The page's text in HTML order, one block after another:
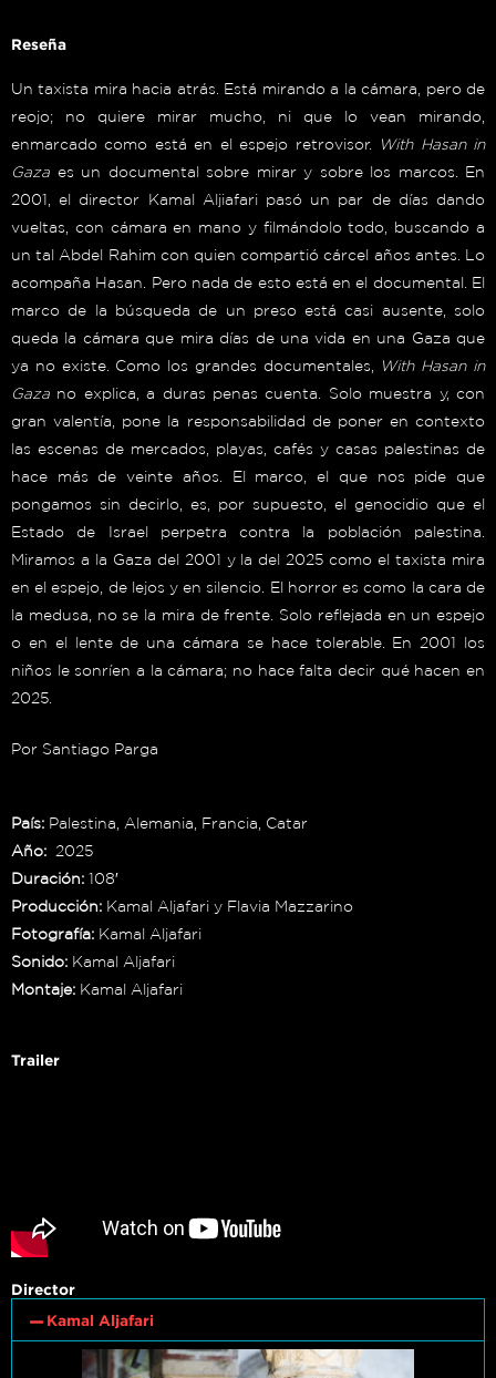
Reseña
Un taxista mira hacia atrás. Está mirando a la cámara, pero de
reojo; no quiere mirar mucho, ni que lo vean mirando,
enmarcado como está en el espejo retrovisor.
With Hasan in
Gaza es un documental sobre mirar y sobre los marcos. En
2001, el director Kamal Aljiafari pasó un par de días dando
vueltas, con cámara en mano y filmándolo todo, buscando a
un tal Abdel Rahim con quien compartió cárcel años antes. Lo
acompaña Hasan. Pero nada de esto está en el documental. El
marco de la búsqueda de un preso está casi ausente, solo
queda la cámara que mira días de una vida en una Gaza que
ya no existe. Como los grandes documentales,
With Hasan in
Gaza no explica, a duras penas cuenta. Solo muestra y, con
gran valentía, pone la responsabilidad de poner en contexto
las escenas de mercados, playas, cafés y casas palestinas de
hace más de veinte años. El marco, el que nos pide que
pongamos sin decirlo, es, por supuesto, el genocidio que el
Estado de Israel perpetra contra la población palestina.
Miramos a la Gaza del 2001 y la del 2025 como el taxista mira
en el espejo, de lejos y en silencio. El horror es como la cara de
la medusa, no se la mira de frente. Solo reflejada en un espejo
o en el lente de una cámara se hace tolerable. En 2001 los
niños le sonríen a la cámara; no hace falta decir qué hacen en
2025.
Por Santiago Parga
País: Palestina, Alemania, Francia, Catar
Año: 2025
Duración: 108′
Producción: Kamal Aljafari y Flavia Mazzarino
Fotografía: Kamal Aljafari
Sonido: Kamal Aljafari
Montaje: Kamal Aljafari
Trailer
Director
Kamal Aljafari